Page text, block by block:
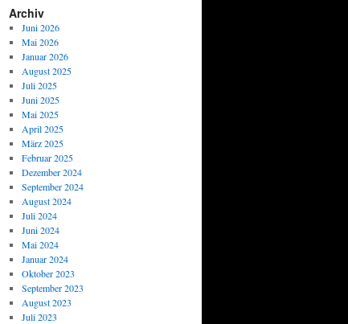
Archiv
Juni 2026
Mai 2026
Januar 2026
August 2025
Juli 2025
Juni 2025
Mai 2025
April 2025
März 2025
Februar 2025
Dezember 2024
September 2024
August 2024
Juli 2024
Juni 2024
Mai 2024
Januar 2024
Oktober 2023
September 2023
August 2023
Juli 2023